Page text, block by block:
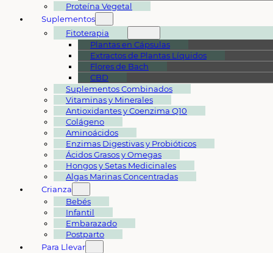
Proteína Vegetal
Suplementos
Fitoterapia
Plantas en Cápsulas
Extractos de Plantas Líquidos
Flores de Bach
CBD
Suplementos Combinados
Vitaminas y Minerales
Antioxidantes y Coenzima Q10
Colágeno
Aminoácidos
Enzimas Digestivas y Probióticos
Ácidos Grasos y Omegas
Hongos y Setas Medicinales
Algas Marinas Concentradas
Crianza
Bebés
Infantil
Embarazado
Postparto
Para Llevar